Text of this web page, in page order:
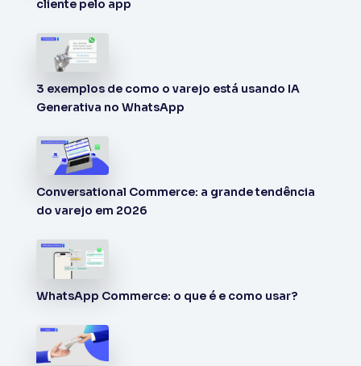
cliente pelo app
3 exemplos de como o varejo está usando IA
Generativa no WhatsApp
Conversational Commerce: a grande tendência
do varejo em 2026
WhatsApp Commerce: o que é e como usar?